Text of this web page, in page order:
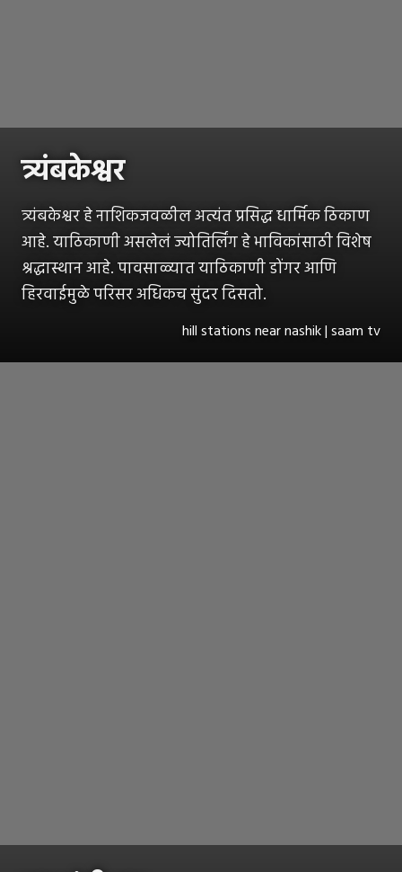
त्र्यंबकेश्वर
त्र्यंबकेश्वर हे नाशिकजवळील अत्यंत प्रसिद्ध धार्मिक ठिकाण
आहे. याठिकाणी असलेलं ज्योतिर्लिंग हे भाविकांसाठी विशेष
श्रद्धास्थान आहे. पावसाळ्यात याठिकाणी डोंगर आणि
हिरवाईमुळे परिसर अधिकच सुंदर दिसतो.
hill stations near nashik | saam tv